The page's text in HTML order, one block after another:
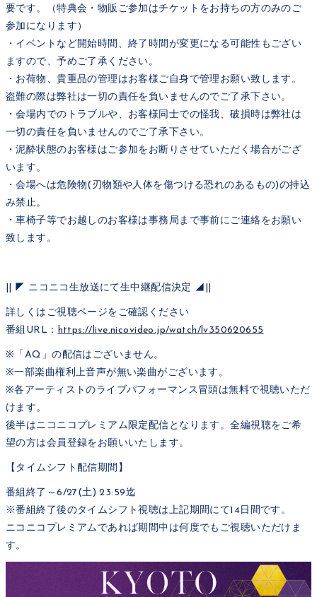
要です。（特典会・物販ご参加はチケットをお持ちの方のみのご
参加になります）
・イベントなど開始時間、終了時間が変更になる可能性もござい
ますので、予めご了承ください。
・お荷物、貴重品の管理はお客様ご自身で管理お願い致します。
盗難の際は弊社は一切の責任を負いませんのでご了承下さい。
・会場内でのトラブルや、お客様同士での怪我、破損時は弊社は
一切の責任を負いませんのでご了承下さい。
・泥酔状態のお客様はご参加をお断りさせていただく場合がござ
います。
・会場へは危険物(刃物類や人体を傷つける恐れのあるもの)の持込
み禁止。
・車椅子等でお越しのお客様は事務局まで事前にご連絡をお願い
致します。
|| ◤ ニコニコ生放送にて生中継配信決定 ◢||
詳しくはご視聴ページをご確認ください
番組URL： https://live.nicovideo.jp/watch/lv350620655
※「AQ」の配信はございません。
※一部楽曲権利上音声が無い楽曲がございます。
※各アーティストのライブパフォーマンス冒頭は無料で視聴いただ
けます。
後半はニコニコプレミアム限定配信となります。全編視聴をご希
望の方は会員登録をお願いいたします。
【タイムシフト配信期間】
番組終了～6/27(土) 23:59迄
※番組終了後のタイムシフト視聴は上記期間にて14日間です。
ニコニコプレミアムであれば期間中は何度でもご視聴いただけま
す。